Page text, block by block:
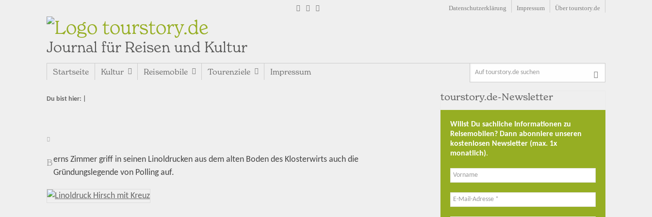
Datenschutzerklärung Impressum Über tourstory.de
tourstory.de
Journal für Reisen und Kultur
Startseite Kultur Reisemobile Tourenziele Impressum
Du bist hier:
Berns Zimmer griff in seinen Linoldrucken aus dem alten Boden des Klosterwirts auch die
Gründungslegende von Polling auf.
tourstory.de-Newsletter
Willst Du sachliche Informationen zu
Reisemobilen? Dann abonniere unseren
kostenlosen Newsletter (max. 1x
monatlich).